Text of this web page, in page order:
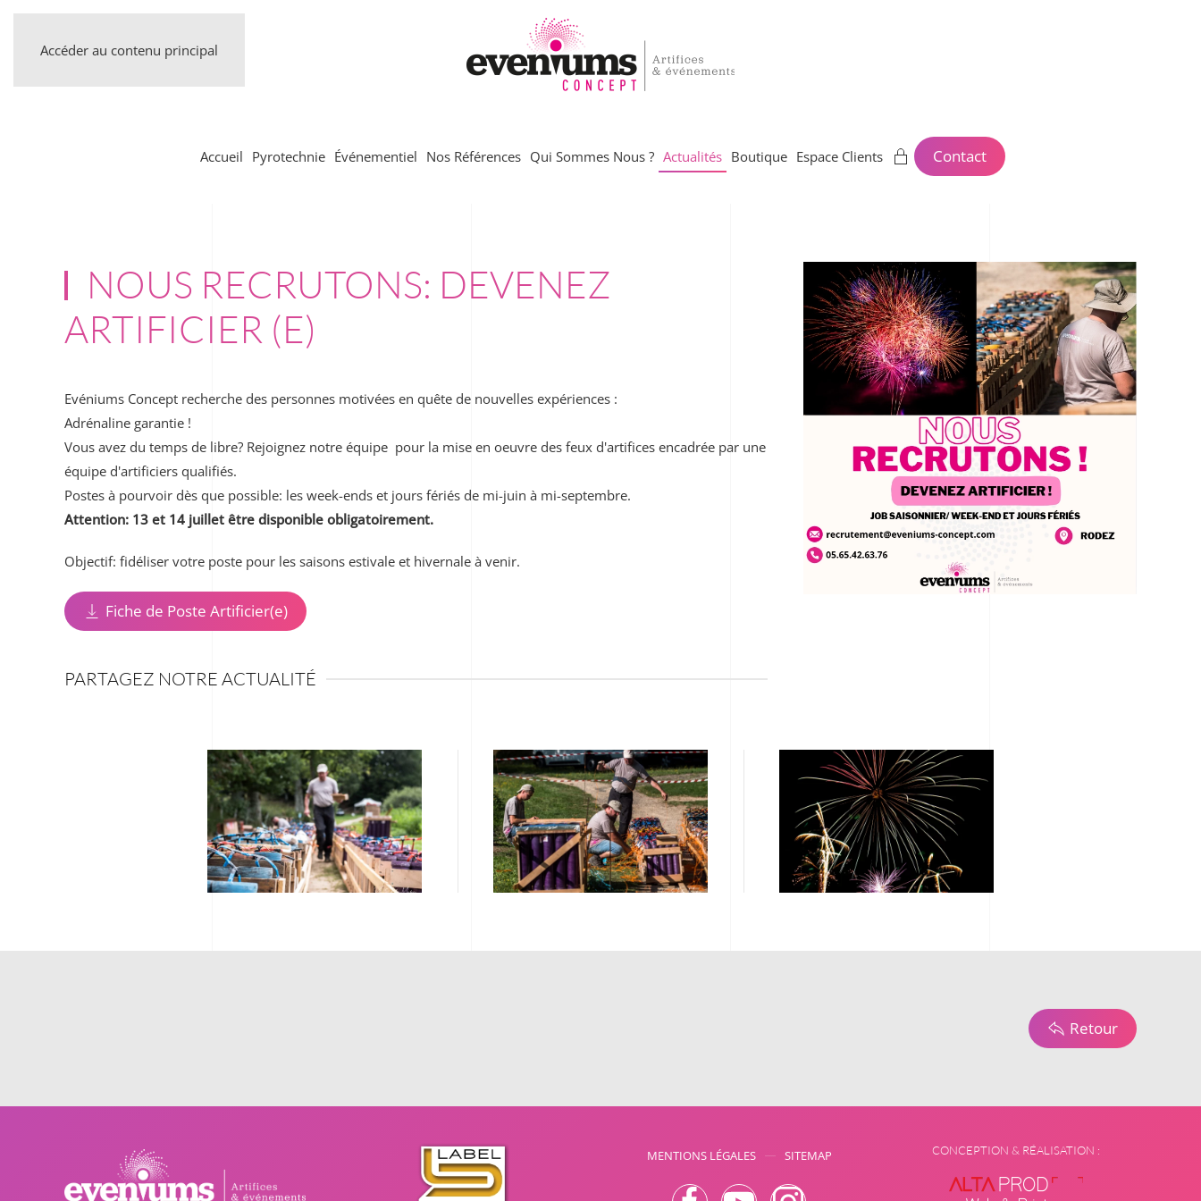
Accéder au contenu principal
Accueil Pyrotechnie Événementiel Nos Références Qui Sommes Nous ? Actualités Boutique Espace Clients Contact
NOUS RECRUTONS: DEVENEZ
ARTIFICIER (E)
Evéniums Concept recherche des personnes motivées en quête de nouvelles expériences :
Adrénaline garantie !
Vous avez du temps de libre? Rejoignez notre équipe pour la mise en oeuvre des feux d'artifices encadrée par une
équipe d'artificiers qualifiés.
Postes à pourvoir dès que possible: les week-ends et jours fériés de mi-juin à mi-septembre.
Attention: 13 et 14 juillet être disponible obligatoirement.
Objectif: fidéliser votre poste pour les saisons estivale et hivernale à venir.
Fiche de Poste Artificier(e)
PARTAGEZ NOTRE ACTUALITÉ
Retour
MENTIONS LÉGALES SITEMAP CONCEPTION & RÉALISATION :